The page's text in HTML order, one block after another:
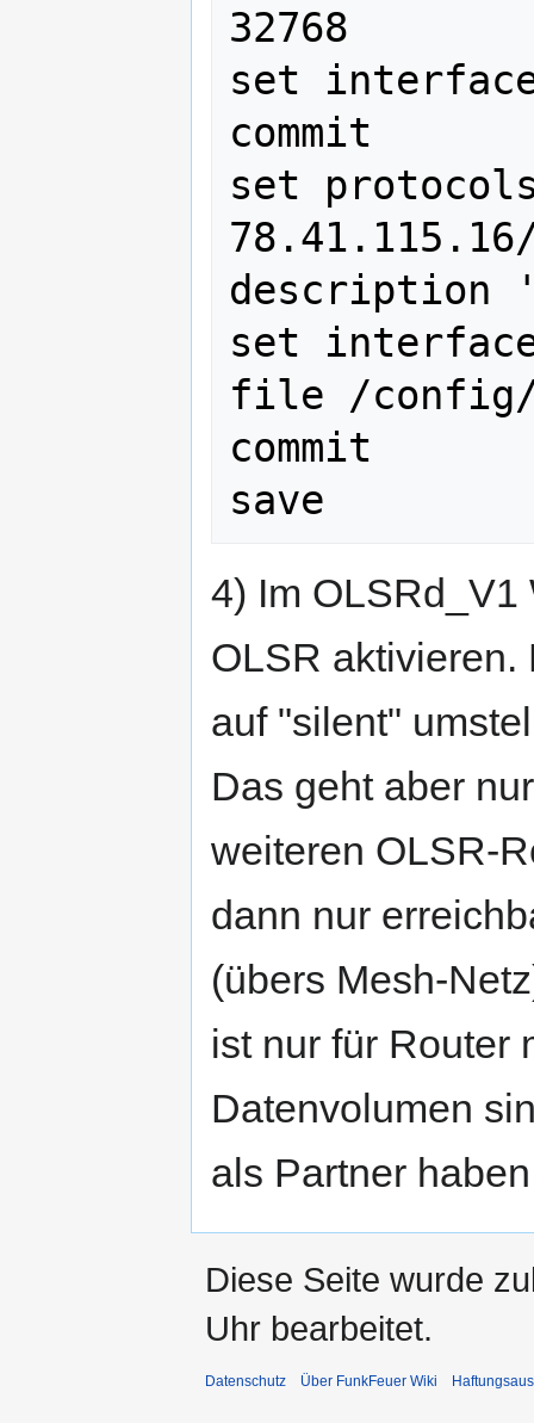
32768
set
commit
set
description
set
file /config/
commit
4) Im OLSRd_V1
OLSR aktivieren.
auf "silent"
Das geht aber
weiteren OLSR-
dann nur
(übers Mesh-
ist nur für Router
Datenvolumen
als Partner
Diese Seite wurde
Uhr bearbeitet.
Datenschutz Über FunkFeuer Wiki